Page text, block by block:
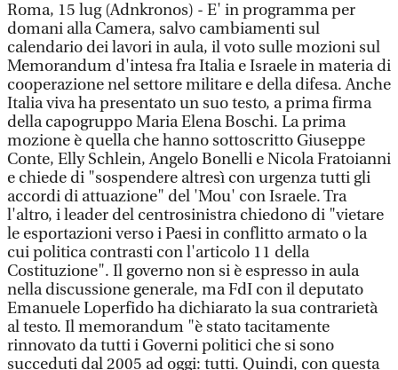
Roma, 15 lug (Adnkronos) - E' in programma per
domani alla Camera, salvo cambiamenti sul
calendario dei lavori in aula, il voto sulle mozioni sul
Memorandum d'intesa fra Italia e Israele in materia di
cooperazione nel settore militare e della difesa. Anche
Italia viva ha presentato un suo testo, a prima firma
della capogruppo Maria Elena Boschi. La prima
mozione è quella che hanno sottoscritto Giuseppe
Conte, Elly Schlein, Angelo Bonelli e Nicola Fratoianni
e chiede di "sospendere altresì con urgenza tutti gli
accordi di attuazione" del 'Mou' con Israele. Tra
l'altro, i leader del centrosinistra chiedono di "vietare
le esportazioni verso i Paesi in conflitto armato o la
cui politica contrasti con l'articolo 11 della
Costituzione". Il governo non si è espresso in aula
nella discussione generale, ma FdI con il deputato
Emanuele Loperfido ha dichiarato la sua contrarietà
al testo. Il memorandum "è stato tacitamente
rinnovato da tutti i Governi politici che si sono
succeduti dal 2005 ad oggi: tutti. Quindi, con questa